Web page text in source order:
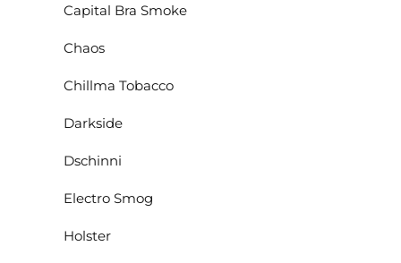
Capital Bra Smoke
Chaos
Chillma Tobacco
Darkside
Dschinni
Electro Smog
Holster